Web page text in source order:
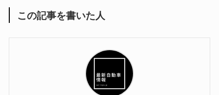
この記事を書いた人